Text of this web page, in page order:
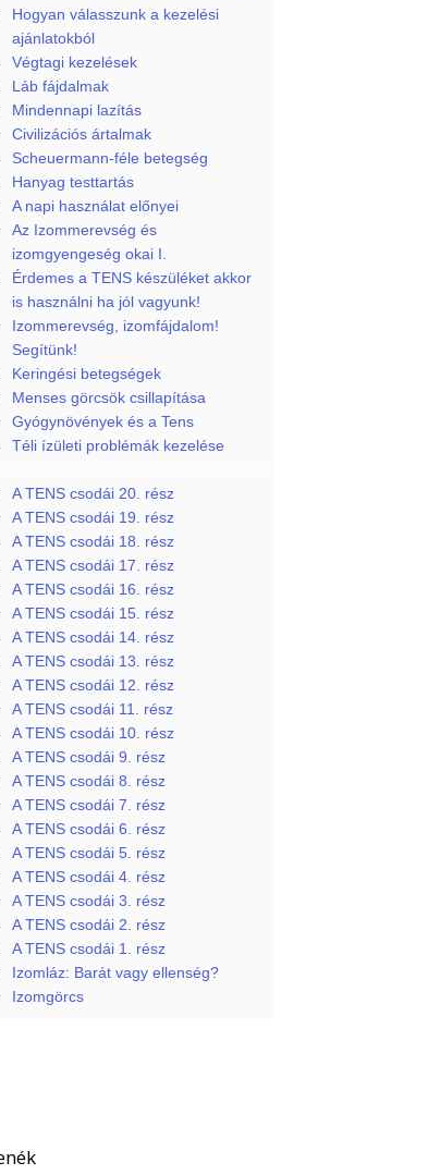
Hogyan válasszunk a kezelési
ajánlatokból
Végtagi kezelések
Láb fájdalmak
Mindennapi lazítás
Civilizációs ártalmak
Scheuermann-féle betegség
Hanyag testtartás
A napi használat előnyei
Az Izommerevség és
izomgyengeség okai I.
Érdemes a TENS készüléket akkor
is használni ha jól vagyunk!
Izommerevség, izomfájdalom!
Segítünk!
Keringési betegségek
Menses görcsök csillapítása
Gyógynövények és a Tens
Téli ízületi problémák kezelése
A TENS csodái 20. rész
A TENS csodái 19. rész
A TENS csodái 18. rész
A TENS csodái 17. rész
A TENS csodái 16. rész
A TENS csodái 15. rész
A TENS csodái 14. rész
A TENS csodái 13. rész
A TENS csodái 12. rész
A TENS csodái 11. rész
A TENS csodái 10. rész
A TENS csodái 9. rész
A TENS csodái 8. rész
A TENS csodái 7. rész
A TENS csodái 6. rész
A TENS csodái 5. rész
A TENS csodái 4. rész
A TENS csodái 3. rész
A TENS csodái 2. rész
A TENS csodái 1. rész
Izomláz: Barát vagy ellenség?
Izomgörcs